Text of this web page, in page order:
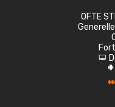
OFTE
d
A